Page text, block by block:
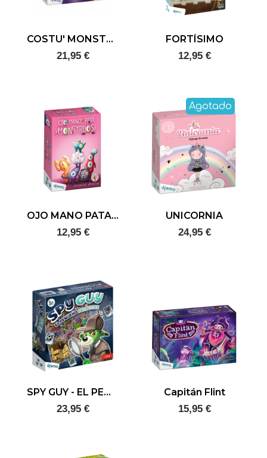
COSTU' MONSTERS
21,95 €
FORTÍSIMO
12,95 €
OJO MANO PATA ¡MONSTRUOS!
12,95 €
UNICORNIA
24,95 €
Agotado
SPY GUY - EL PEQUEÑO DETECTIVE
23,95 €
Capitán Flint
15,95 €